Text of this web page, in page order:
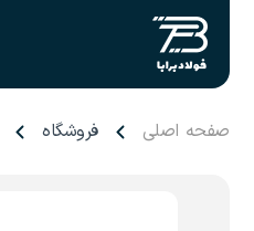
صفحه اصلی فروشگاه